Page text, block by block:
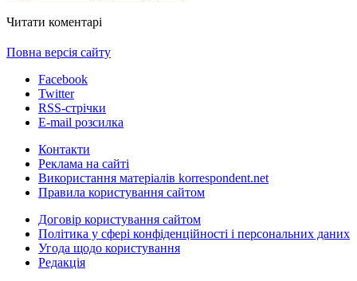
Читати коментарі
Повна версія сайту
Facebook
Twitter
RSS-стрічки
E-mail розсилка
Контакти
Реклама на сайті
Використання матеріалів korrespondent.net
Правила користування сайтом
Договір користування сайтом
Політика у сфері конфіденційності і персональних даних
Угода щодо користування
Редакція